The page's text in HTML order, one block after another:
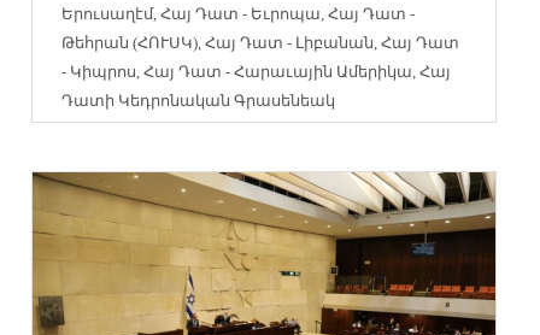
Երուսաղէմ,Հայ Դատ - Եւրոպա ,Հայ Դատ -
Թեհրան (ՀՈՒՍԿ) ,Հայ Դատ - Լիբանան ,Հայ Դատ
- Կիպրոս ,Հայ Դատ - Հարաւային Ամերիկա ,Հայ
Դատի Կեդրոնական Գրասենեակ